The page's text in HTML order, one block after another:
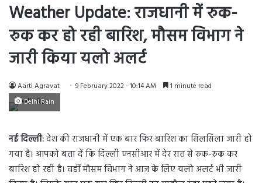
Weather Update: राजधानी में रुक-
रुक कर हो रही बारिश, मौसम विभाग ने
जारी किया यलो अलर्ट
Aarti Agravat 9 February 2022 - 10:14 AM 1 minute read
Delhi Rain
नई दिल्ली:देश की राजधानी में एक बार फिर बारिश का सिलसिला जारी हो
गया है। आपको बता दें कि दिल्ली एनसीआर में देर रात से रुक-रुक कर
बारिश हो रही है। वहीं मौसम विभाग ने आज के लिए यलो अलर्ट भी जारी